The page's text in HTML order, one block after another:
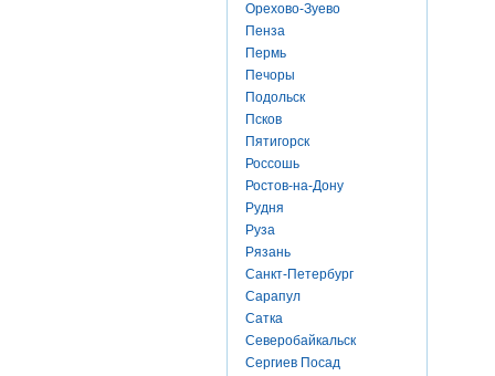
Орехово-Зуево
Пенза
Пермь
Печоры
Подольск
Псков
Пятигорск
Россошь
Ростов-на-Дону
Рудня
Руза
Рязань
Санкт-Петербург
Сарапул
Сатка
Северобайкальск
Сергиев Посад